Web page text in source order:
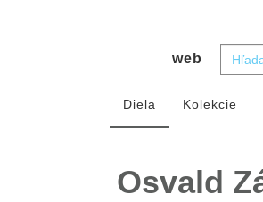
web
Diela Kolekcie
Osvald